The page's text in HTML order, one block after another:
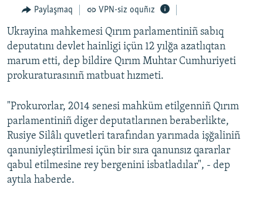
VİDEO
SÜRET
BLOGLAR
FİKİR
Русский
Українською
QOŞULIÑIZ!
Paylaşmaq VPN-siz oquñız
Ukrayina mahkemesi Qırım parlamentiniñ sabıq
deputatını devlet hainligi içün 12 yılğa azatlıqtan
marum etti, dep bildire Qırım Muhtar Cumhuriyeti
prokuraturasınıñ matbuat hızmeti.
"Prokurorlar, 2014 senesi mahküm etilgenniñ Qırım
parlamentiniñ diger deputatlarınen beraberlikte,
Rusiye Silâlı quvetleri tarafından yarımada işğaliniñ
qanuniyleştirilmesi içün bir sıra qanunsız qararlar
qabul etilmesine rey bergenini isbatladılar", - dep
aytıla haberde.